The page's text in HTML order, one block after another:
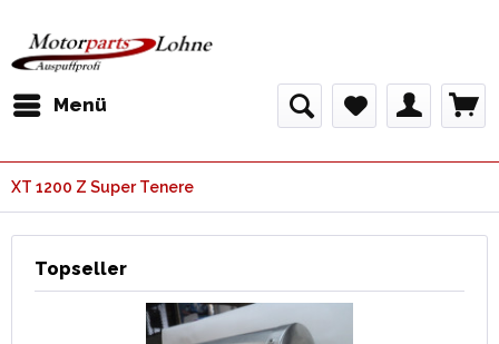
Menü
XT 1200 Z Super Tenere
Topseller